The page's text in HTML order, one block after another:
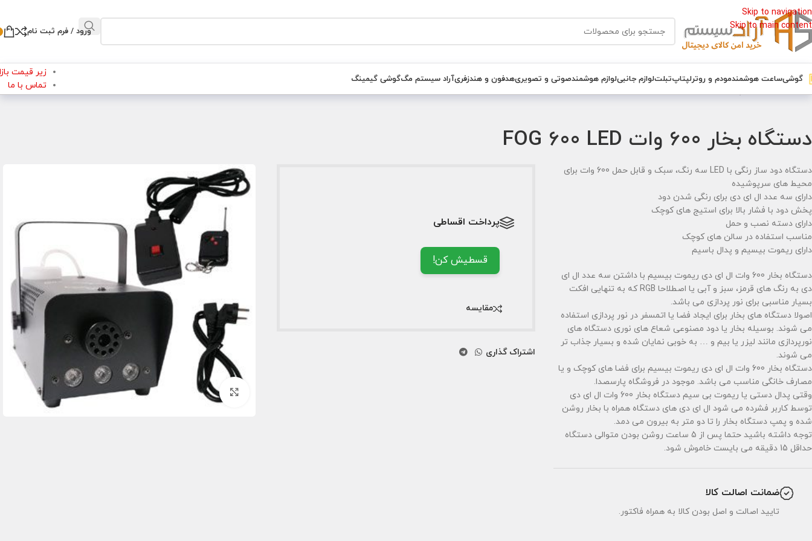
Skip to navigation
Skip to main content
ورود / فرم ثبت نام
گوشیساعت هوشمندمودم و روترلپتاپتبلتلوازم جانبیلوازم هوشمندصوتی و تصویریهدفون و هندزفریآراد سیستم مگگوشی گیمینگ
زیر قیمت
تماس با ما
دستگاه بخار 600 وات FOG 600 LED
برای بزرگنمایی کلیک کنید
پرداخت اقساطی
قسطیش کن!
مقایسه
اشتراک گذاری
دستگاه دود ساز رنگی با LED سه رنگ، سبک و قابل حمل 600 وات برای
محیط های سرپوشیده
دارای سه عدد ال ای دی برای رنگی شدن دود
پخش دود با فشار بالا برای استیج های کوچک
دارای دسته نصب و حمل
مناسب استفاده در سالن های کوچک
دارای ریموت بیسیم و پدال باسیم
دستگاه بخار 600 وات ال ای دی ریموت بیسیم با داشتن سه عدد ال ای
دی به رنگ های قرمز، سبز و آبی یا اصطلاحا RGB که به تنهایی افکت
بسیار مناسبی برای نور پردازی می باشد.
اصولا دستگاه های بخار برای ایجاد فضا یا اتمسفر در نور پردازی استفاده
می شوند. بوسیله بخار یا دود مصنوعی شعاع های نوری دستگاه های
نورپردازی مانند لیزر یا بیم و … به خوبی نمایان شده و بسیار جذاب تر
می شوند.
دستگاه بخار 600 وات ال ای دی ریموت بیسیم برای فضا های کوچک و یا
مصارف خانگی مناسب می باشد. موجود در فروشگاه پارسصدا.
وقتی پدال دستی یا ریموت بی سیم دستگاه بخار 600 وات ال ای دی
توسط کاربر فشرده می شود ال ای دی های دستگاه همراه با بخار روشن
شده و پمپ دستگاه بخار را تا دو متر به بیرون می دمد.
توجه داشته باشید حتما پس از 5 ساعت روشن بودن متوالی دستگاه
حداقل 15 دقیقه می بایست خاموش شود.
ضمانت اصالت کالا
تایید اصالت و اصل بودن کالا به همراه فاکتور.